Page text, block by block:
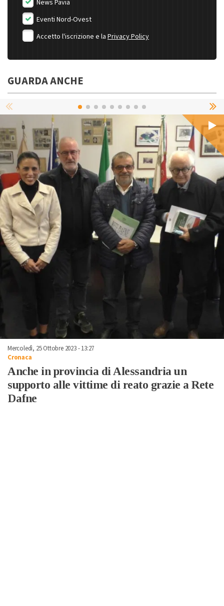
News Pavia
Eventi Nord-Ovest
Accetto l'iscrizione e la Privacy Policy
GUARDA ANCHE
Mercoledì, 25 Ottobre 2023 - 13:27
Cronaca
Anche in provincia di Alessandria un
supporto alle vittime di reato grazie a Rete
Dafne